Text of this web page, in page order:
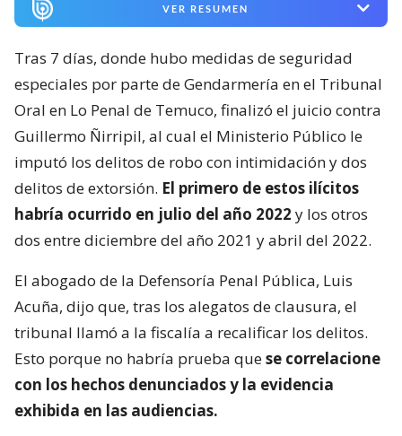
VER RESUMEN
Tras 7 días, donde hubo medidas de seguridad
especiales por parte de Gendarmería en el Tribunal
Oral en Lo Penal de Temuco, finalizó el juicio contra
Guillermo Ñirripil, al cual el Ministerio Público le
imputó los delitos de robo con intimidación y dos
delitos de extorsión. El primero de estos ilícitos
habría ocurrido en julio del año 2022 y los otros
dos entre diciembre del año 2021 y abril del 2022.
El abogado de la Defensoría Penal Pública, Luis
Acuña, dijo que, tras los alegatos de clausura, el
tribunal llamó a la fiscalía a recalificar los delitos.
Esto porque no habría prueba quese correlacione
con los hechos denunciados y la evidencia
exhibida en las audiencias.